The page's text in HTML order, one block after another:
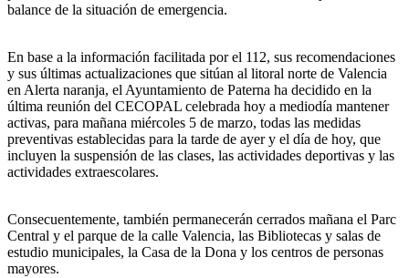
balance de la situación de emergencia.
En base a la información facilitada por el 112, sus recomendaciones
y sus últimas actualizaciones que sitúan al litoral norte de Valencia
en Alerta naranja, el Ayuntamiento de Paterna ha decidido en la
última reunión del CECOPAL celebrada hoy a mediodía mantener
activas, para mañana miércoles 5 de marzo, todas las medidas
preventivas establecidas para la tarde de ayer y el día de hoy, que
incluyen la suspensión de las clases, las actividades deportivas y las
actividades extraescolares.
Consecuentemente, también permanecerán cerrados mañana el Parc
Central y el parque de la calle Valencia, las Bibliotecas y salas de
estudio municipales, la Casa de la Dona y los centros de personas
mayores.